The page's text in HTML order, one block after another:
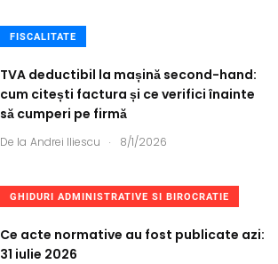
FISCALITATE
TVA deductibil la mașină second-hand:
cum citești factura și ce verifici înainte
să cumperi pe firmă
De la Andrei Iliescu . 8/1/2026
GHIDURI ADMINISTRATIVE SI BIROCRATIE
Ce acte normative au fost publicate azi:
31 iulie 2026